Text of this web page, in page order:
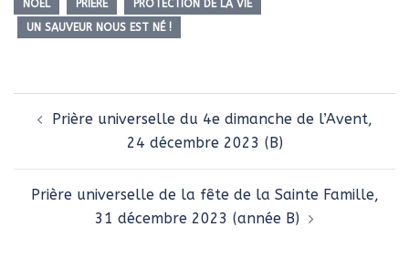
NOËL PRIÈRE
PROTECTION DE LA VIE
UN SAUVEUR NOUS EST NÉ !
d’article
Prière universelle du 4e dimanche de l’Avent,
24 décembre 2023 (B)
Prière universelle de la fête de la Sainte Famille,
31 décembre 2023 (année B)